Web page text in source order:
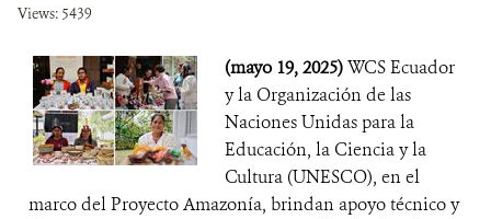
Views: 5439
(mayo 19, 2025)WCS Ecuador
y la Organización de las
Naciones Unidas para la
Educación, la Ciencia y la
Cultura (UNESCO), en el
marco del Proyecto Amazonía, brindan apoyo técnico y